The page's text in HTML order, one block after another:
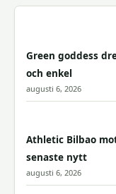
Green goddess
och enkel
augusti 6, 2026
Athletic Bilbao
senaste nytt
augusti 6, 2026